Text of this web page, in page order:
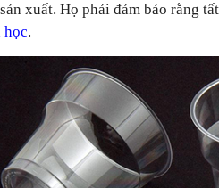
xuất. Họ phải đảm bảo rằng
học.